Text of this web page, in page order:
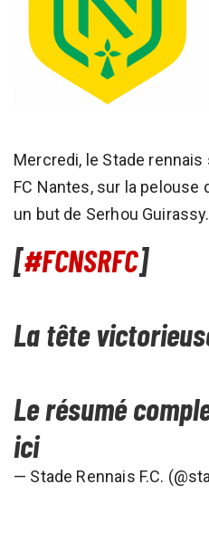
Mercredi, le Stade
FC Nantes, sur la pelouse
un but de Serhou
[#FCNSRFC]
La tête
Le résumé
ici
— Stade Rennais F.C.